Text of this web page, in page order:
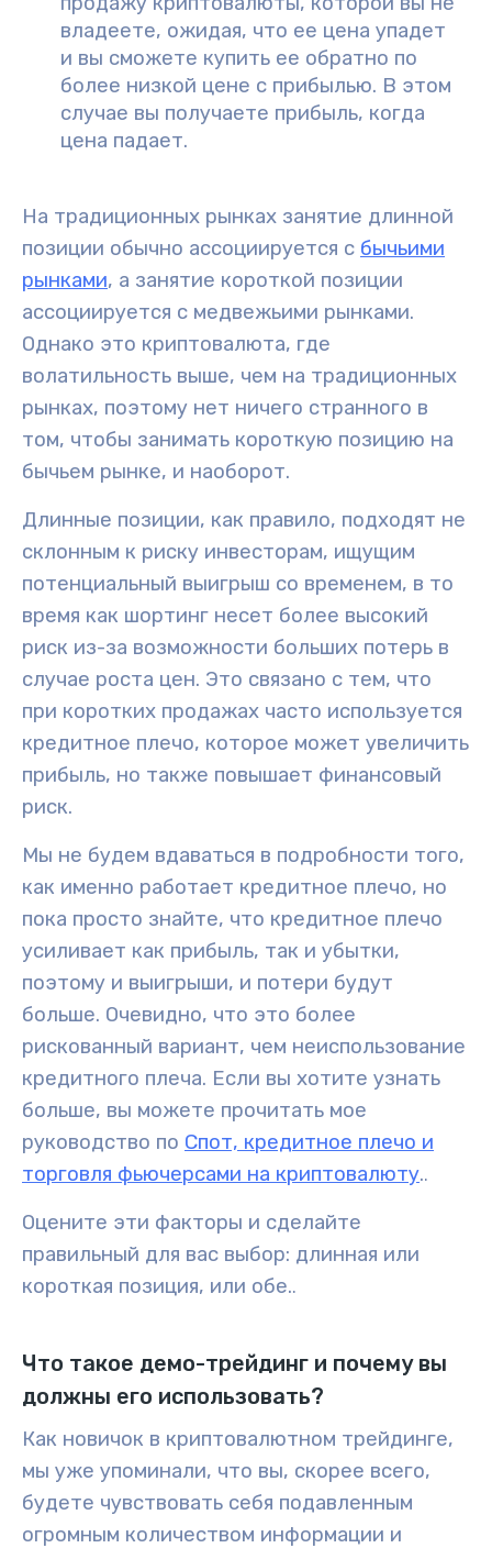
владеете, ожидая, что ее цена упадет
и вы сможете купить ее обратно по
более низкой цене с прибылью. В этом
случае вы получаете прибыль, когда
цена падает.
На традиционных рынках занятие длинной
позиции обычно ассоциируется с бычьими
рынками, а занятие короткой позиции
ассоциируется с медвежьими рынками.
Однако это криптовалюта, где
волатильность выше, чем на традиционных
рынках, поэтому нет ничего странного в
том, чтобы занимать короткую позицию на
бычьем рынке, и наоборот.
Длинные позиции, как правило, подходят не
склонным к риску инвесторам, ищущим
потенциальный выигрыш со временем, в то
время как шортинг несет более высокий
риск из-за возможности больших потерь в
случае роста цен. Это связано с тем, что
при коротких продажах часто используется
кредитное плечо, которое может увеличить
прибыль, но также повышает финансовый
риск.
Мы не будем вдаваться в подробности того,
как именно работает кредитное плечо, но
пока просто знайте, что кредитное плечо
усиливает как прибыль, так и убытки,
поэтому и выигрыши, и потери будут
больше. Очевидно, что это более
рискованный вариант, чем неиспользование
кредитного плеча. Если вы хотите узнать
больше, вы можете прочитать мое
руководство по Спот, кредитное плечо и
торговля фьючерсами на криптовалюту..
Оцените эти факторы и сделайте
правильный для вас выбор: длинная или
короткая позиция, или обе..
Что такое демо-трейдинг и почему вы
должны его использовать?
Как новичок в криптовалютном трейдинге,
мы уже упоминали, что вы, скорее всего,
будете чувствовать себя подавленным
огромным количеством информации и